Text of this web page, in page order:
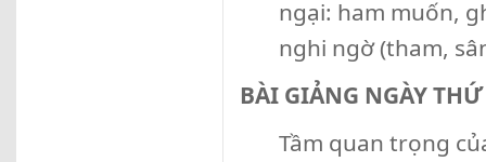
ngại: ham muốn,
nghi ngờ (tham,
BÀI GIẢNG NGÀY
Tầm quan trọng